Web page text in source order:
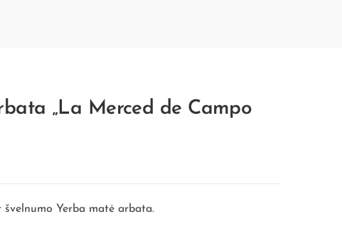
„La Merced de Campo
Yerba matė arbata.